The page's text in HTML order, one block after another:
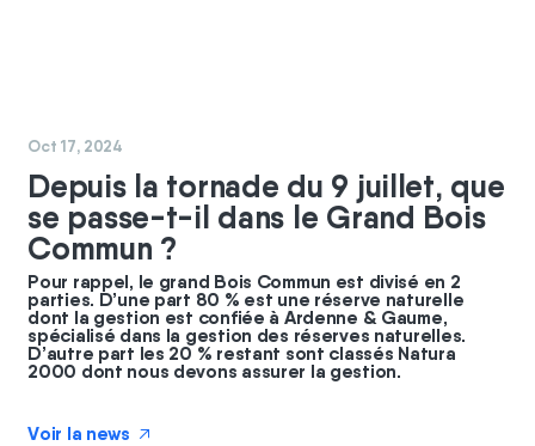
#nature
Oct 17, 2024
Depuis la tornade du 9 juillet, que
se passe-t-il dans le Grand Bois
Commun ?
Pour rappel, le grand Bois Commun est divisé en 2
parties. D’une part 80 % est une réserve naturelle
dont la gestion est confiée à Ardenne & Gaume,
spécialisé dans la gestion des réserves naturelles.
D’autre part les 20 % restant sont classés Natura
2000 dont nous devons assurer la gestion.
Voir la news ↗